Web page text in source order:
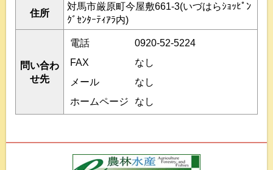
住所
対馬市厳原町今屋敷661-3(いづはらｼｮｯﾋﾟﾝ
ｸﾞｾﾝﾀｰﾃｨｱﾗ内)
問い合わ
せ先
電話
0920-52-5224
FAX
なし
メール
なし
ホームページ
なし